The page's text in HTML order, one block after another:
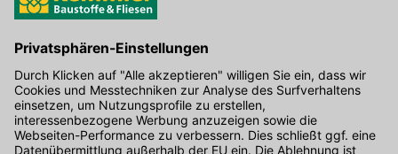
Hier gibt's die kostenlose App
Kontakt